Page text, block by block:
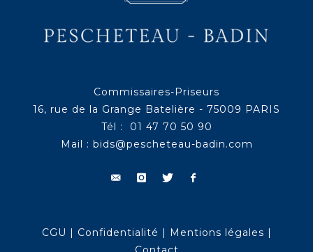
Commissaires-Priseurs
16, rue de la Grange Batelière - 75009 PARIS
Tél : 01 47 70 50 90
Mail : bids@pescheteau-badin.com
CGU | Confidentialité | Mentions légales |